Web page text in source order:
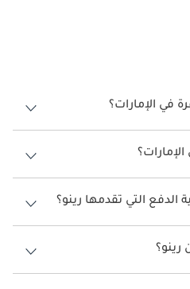
تاليسمان
توينجو
في الإمارات؟
سيمبول, بسعر 41,250 .
في الإمارات العربية المتحدة هي
، رينو كابتور و رينو ماستر
الدفع التي تقدمها رينو؟
و رينو أركانا
الإمارات العربية المتحدة.